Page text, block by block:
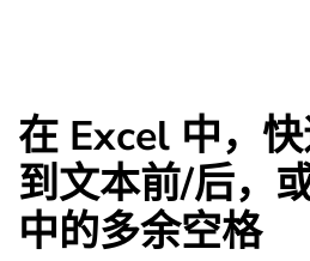
在 Excel 中，
到文本前/后，
中的多余空格